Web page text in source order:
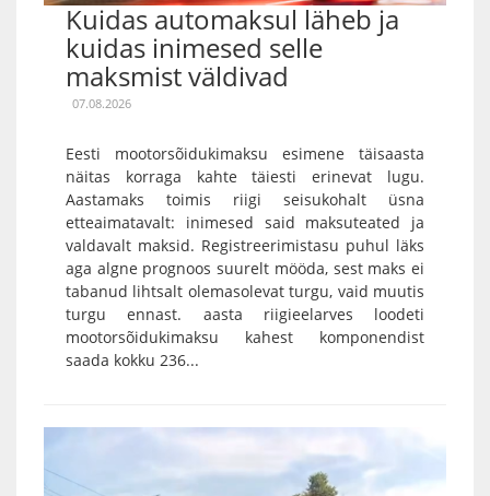
Kuidas automaksul läheb ja
kuidas inimesed selle
maksmist väldivad
07.08.2026
Eesti mootorsõidukimaksu esimene täisaasta
näitas korraga kahte täiesti erinevat lugu.
Aastamaks toimis riigi seisukohalt üsna
etteaimatavalt: inimesed said maksuteated ja
valdavalt maksid. Registreerimistasu puhul läks
aga algne prognoos suurelt mööda, sest maks ei
tabanud lihtsalt olemasolevat turgu, vaid muutis
turgu ennast. aasta riigieelarves loodeti
mootorsõidukimaksu kahest komponendist
saada kokku 236...